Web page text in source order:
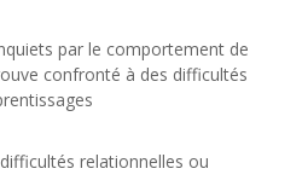
par le comportement de
confronté à des difficultés
relationnelles ou